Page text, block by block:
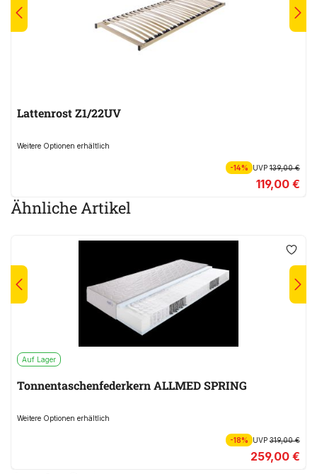
Lattenrost Z1/22UV
Weitere Optionen erhältlich
-14% UVP139,00 €
119,00 €
Ähnliche Artikel
Auf Lager
Tonnentaschenfederkern ALLMED SPRING
Weitere Optionen erhältlich
-18% UVP319,00 €
259,00 €